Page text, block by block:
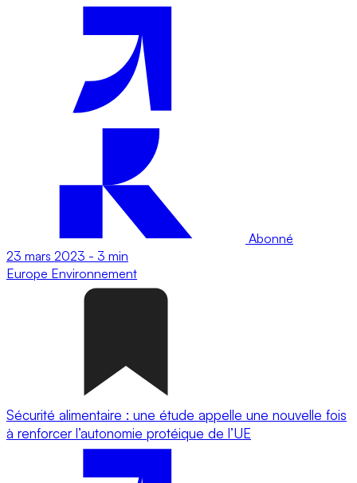
Abonné
23 mars 2023 - 3 min
Europe Environnement
Sécurité alimentaire : une étude appelle une nouvelle fois
à renforcer l’autonomie protéique de l’UE